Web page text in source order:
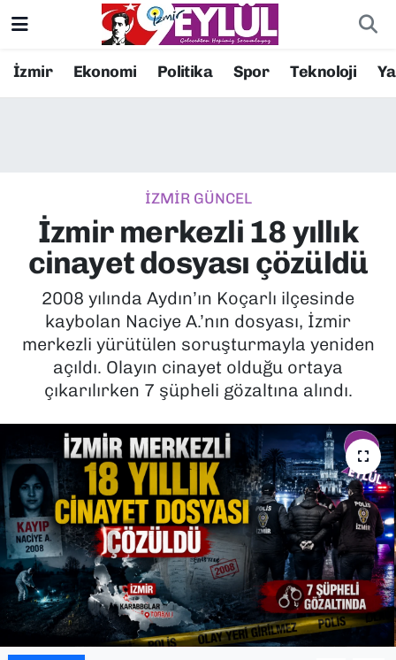
İzmir Ekonomi Politika Spor Teknoloji
İZMİR GÜNCEL
İzmir merkezli 18 yıllık
cinayet dosyası çözüldü
2008 yılında Aydın’ın Koçarlı ilçesinde
kaybolan Naciye A.’nın dosyası, İzmir
merkezli yürütülen soruşturmayla yeniden
açıldı. Olayın cinayet olduğu ortaya
çıkarılırken 7 şüpheli gözaltına alındı.
Resmi İlanlar
EKONOMİ
KÜLTÜR SANAT
MAGAZİN
POLİTİKA
SAĞLIK
SPOR
TEKNOLOJİ
YAŞAM
YEREL YÖNETİMLER
Konak Nöbetçi Eczaneler
Süper Lig Puan Durumu ve Fikstür
Tüm Manşetler
Son Dakika Haberleri
Haber Arşivi